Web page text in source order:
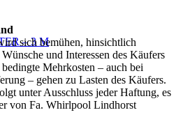
– 3 M
sich bemühen, hinsichtlich
und Interessen des Käufers
Mehrkosten – auch bei
– gehen zu Lasten des Käufers.
unter Ausschluss jeder Haftung, es
von Fa. Whirlpool Lindhorst